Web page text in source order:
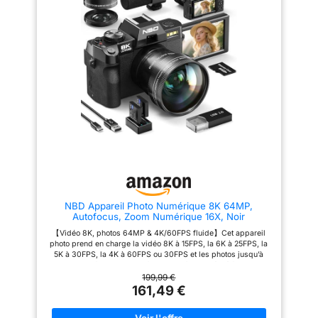
L’autofocus aide les débutants à
obtenir des images nettes,
tandis que le zoom numérique
16X rapproche les personnes,
paysages et détails éloignés
pendant les voyages, fêtes ou
activités quotidiennes. ÉCRAN
3″ RABATTABLE À 180° :L’écran
LCD orientable permet de
contrôler le cadrage pendant
les selfies, les vlogs et les
vidéos face caméra. La molette
supérieure facilite le passage
montage. WEBCAM ET DEUX
MODES DE CHARGE :Connectez
l’appareil à un ordinateur par
USB et sélectionnez le mode
Webcam pour les appels vidéo,
le streaming, les cours en ligne
ou les vlogs. Les deux batteries
rechargeables se chargent
:Profitez de 20 filtres, de l’anti-
un choix idéal pour les
créateurs de contenu sur
YouTube et TikTok 【Transfert
WiFi Rapide et Fonction
Webcam】Équipé du WiFi
intégré et de l'application «
Viipulse » pour iOS et Android,
cet appareil photo permet de
transférer photos et vidéos vers
votre smartphone en quelques
secondes pour un partage
instantané sur les réseaux
sociaux. Grâce à une connexion
direct, les réunions en ligne et
Rabattable 3,5" à 180° et
Autofocus Précis】L’écran
rabattable de 3,5 pouces à 180°
de l’appareil photo numérique
8K vous permet de visualiser
votre cadrage en temps réel,
vos selfies et vlogs. L’autofocus
haute vitesse verrouille le sujet
garantit une mise au point nette
NBD Appareil Photo Numérique 8K 64MP,
Autofocus, Zoom Numérique 16X, Noir
【Vidéo 8K, photos 64MP & 4K/60FPS fluide】Cet appareil
photo prend en charge la vidéo 8K à 15FPS, la 6K à 25FPS, la
5K à 30FPS, la 4K à 60FPS ou 30FPS et les photos jusqu’à
prise de vue lors des voyages, portraits, moments en famille,
présentations de produits et contenus du quotidien. La 8K
privilégie les détails, tandis que la 4K/60FPS convient mieux
aux mouvements fluides. 【Écran orientable 180° avec contrôle
199,99 €
161,49 €